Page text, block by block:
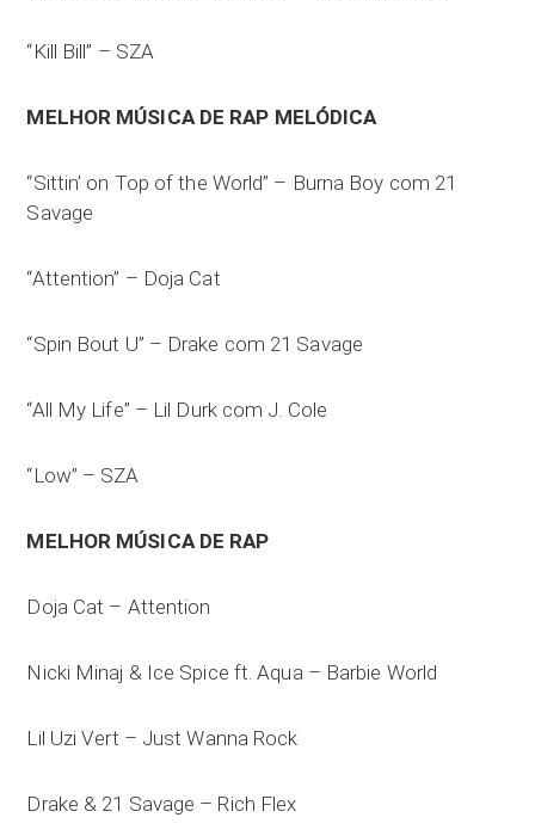
“Kill Bill” – SZA
MELHOR MÚSICA DE RAP MELÓDICA
“Sittin’ on Top of the World” – Burna Boy com 21
Savage
“Attention” – Doja Cat
“Spin Bout U” – Drake com 21 Savage
“All My Life” – Lil Durk com J. Cole
“Low” – SZA
MELHOR MÚSICA DE RAP
Doja Cat – Attention
Nicki Minaj & Ice Spice ft. Aqua – Barbie World
Lil Uzi Vert – Just Wanna Rock
Drake & 21 Savage – Rich Flex